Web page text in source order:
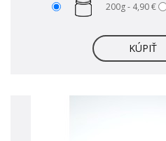
200g -4,90 €
KÚPIŤ